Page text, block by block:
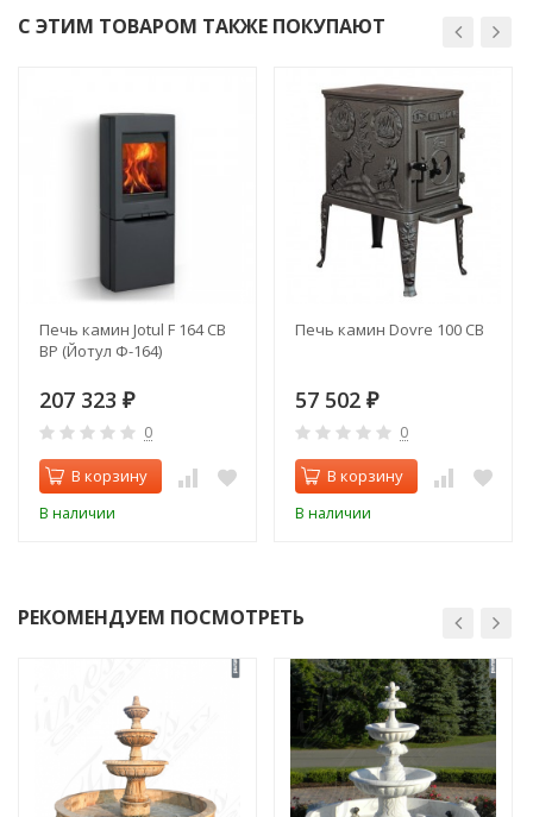
С ЭТИМ ТОВАРОМ ТАКЖЕ ПОКУПАЮТ
Печь камин Jotul F 164 CB
BP (Йотул Ф-164)
207 323 ₽
0
В корзину
В наличии
Печь камин Dovre 100 CB
57 502 ₽
0
В корзину
В наличии
РЕКОМЕНДУЕМ ПОСМОТРЕТЬ